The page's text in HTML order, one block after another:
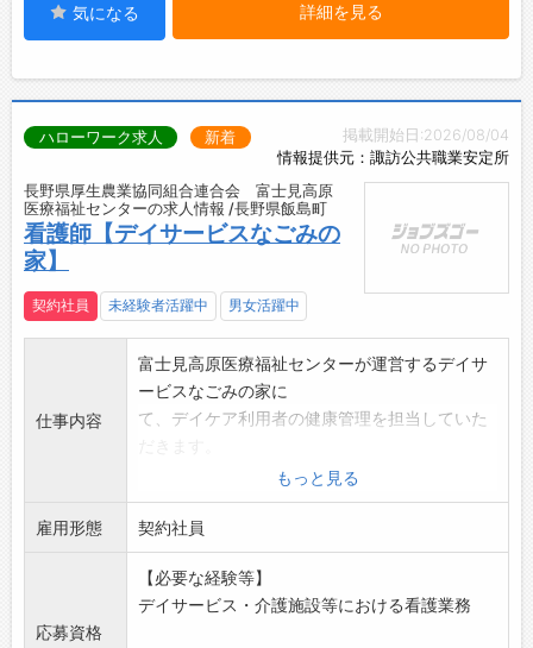
気になる 詳細を見る
掲載開始日:2026/08/04
情報提供元：諏訪公共職業安定所
ハローワーク求人 新着
長野県厚生農業協同組合連合会 富士見高原
医療福祉センターの求人情報 /長野県飯島町
看護師【デイサービスなごみの
家】
契約社員 未経験者活躍中 男女活躍中
仕事内容
富士見高原医療福祉センターが運営するデイサ
ービスなごみの家に
て、デイケア利用者の健康管理を担当していた
・健康状態の確認 ・内服薬の管理
・医療的処置 ・傷、床ずれの処置
・清拭、入浴介助 ・食事介助・排泄介助
★必須資格:看護師
※変更範囲:変更なし
もっと見る
雇用形態 契約社員
応募資格
【必要な経験等】
デイサービス・介護施設等における看護業務